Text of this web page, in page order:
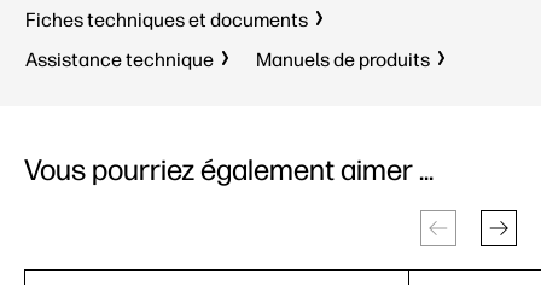
Fiches techniques et documents
Assistance technique
Manuels de produits
Vous pourriez également aimer ...